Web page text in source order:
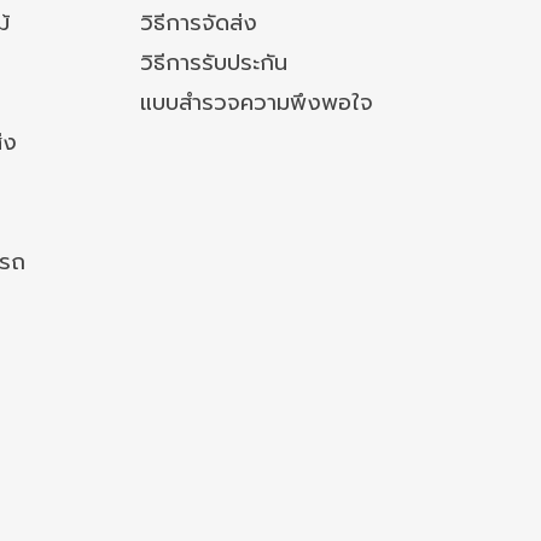
วิธีการจัดส่ง
วิธีการรับประกัน
แบบสำรวจความพึงพอใจ
ถ